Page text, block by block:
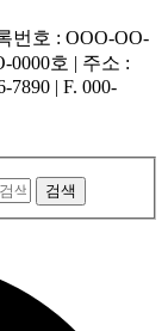
번호 : OOO-OO-
0000호 | 주소 :
7890 | F. 000-
검색